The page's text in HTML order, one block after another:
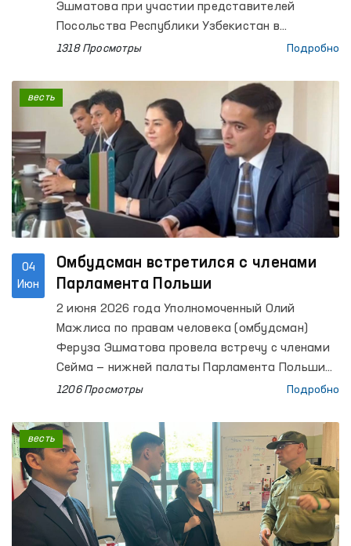
Эшматова при участии представителей
Посольства Республики Узбекистан в
Республике Польша провела выездную встречу
осуществляющими трудовую деятельность в
Польше.
1318 Просмотры Подробно
04
Июн
Омбудсман встретился с членами
Парламента Польши
2 июня 2026 года Уполномоченный Олий
Мажлиса по правам человека (омбудсман)
Феруза Эшматова провела встречу с членами
Сейма — нижней палаты Парламента Польши
Мареком Жонсой, Вандой Новицкой и Алицией
1206 Просмотры Подробно
весть
весть